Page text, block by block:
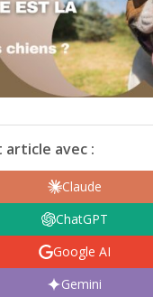
article avec :
Claude
ChatGPT
Google AI
Gemini